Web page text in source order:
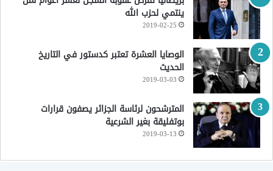
ينتمي لحزب الله
2019-02-25
الوصايا العشرة تعتبر كدستور في التاريخ
الحديث
2019-03-03
المترشحون لرئاسة الجزائر يصفون قرارات
بوتفليقة بغير الشرعية
2019-03-13